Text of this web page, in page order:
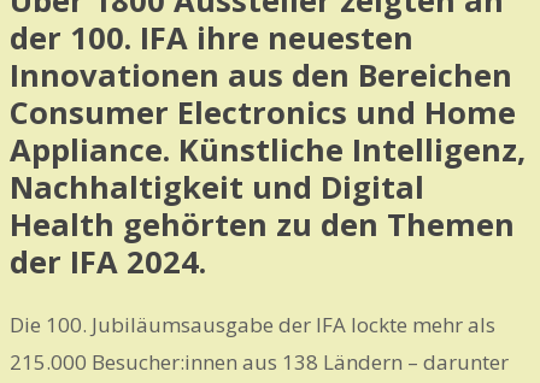
der 100. IFA ihre neuesten
Innovationen aus den Bereichen
Consumer Electronics und Home
Appliance. Künstliche Intelligenz,
Nachhaltigkeit und Digital
Health gehörten zu den Themen
der IFA 2024.
Die 100. Jubiläumsausgabe der IFA lockte mehr als
215.000 Besucher:innen aus 138 Ländern – darunter